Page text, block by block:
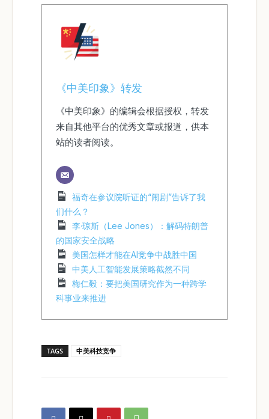
《中美印象》转发
《中美印象》的编辑会根据授权，转发
来自其他平台的优秀文章或报道，供本
站的读者阅读。
福奇在参议院听证的“闹剧”告诉了我
们什么？
李·琼斯（Lee Jones）：解码特朗普
的国家安全战略
美国怎样才能在AI竞争中战胜中国
中美人工智能发展策略截然不同
梅仁毅：要把美国研究作为一种跨学
科事业来推进
TAGS 中美科技竞争